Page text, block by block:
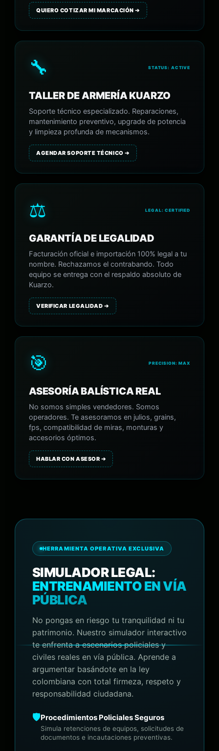
QUIERO COTIZAR MI MARCACIÓN ➔
🔧 STATUS: ACTIVE
TALLER DE ARMERÍA KUARZO
Soporte técnico especializado. Reparaciones,
mantenimiento preventivo, upgrade de potencia
y limpieza profunda de mecanismos.
AGENDAR SOPORTE TÉCNICO ➔
⚖️ LEGAL: CERTIFIED
GARANTÍA DE LEGALIDAD
Facturación oficial e importación 100% legal a tu
nombre. Rechazamos el contrabando. Todo
equipo se entrega con el respaldo absoluto de
Kuarzo.
VERIFICAR LEGALIDAD ➔
🎯 PRECISION: MAX
ASESORÍA BALÍSTICA REAL
No somos simples vendedores. Somos
operadores. Te asesoramos en julios, grains,
fps, compatibilidad de miras, monturas y
accesorios óptimos.
HABLAR CON ASESOR ➔
HERRAMIENTA OPERATIVA EXCLUSIVA
SIMULADOR LEGAL:
ENTRENAMIENTO EN VÍA
PÚBLICA
No pongas en riesgo tu tranquilidad ni tu
patrimonio. Nuestro simulador interactivo
te enfrenta a escenarios policiales y
civiles reales en vía pública. Aprende a
argumentar basándote en la ley
colombiana con total firmeza, respeto y
responsabilidad ciudadana.
🛡️Procedimientos Policiales Seguros
Simula retenciones de equipos, solicitudes de
documentos e incautaciones preventivas.